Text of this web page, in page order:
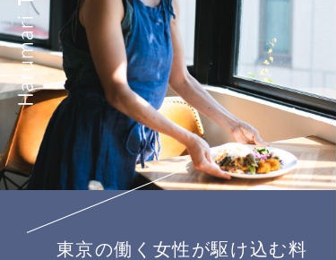
東京の働く女性が駆け込む料